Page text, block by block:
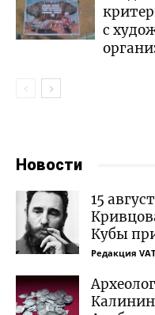
с
Новости
15
Кубы
Редакция